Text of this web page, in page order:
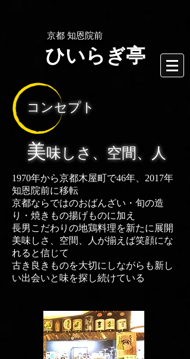
京都 知恩院前
ひいらぎ亭
コンセプト
美味しさ、空間、人
1970年から京都木屋町で46年、2017年
知恩院前に移転
京都ならではのおばんざい・旬の造
り・焼きもの揚げものに加え
長男こだわりの地鶏料理を新たに展開
美味しさ、空間、人が揃えば笑顔にな
れると信じて
古き良きものを大切にしながらも新し
い出会いと味を探し続けている